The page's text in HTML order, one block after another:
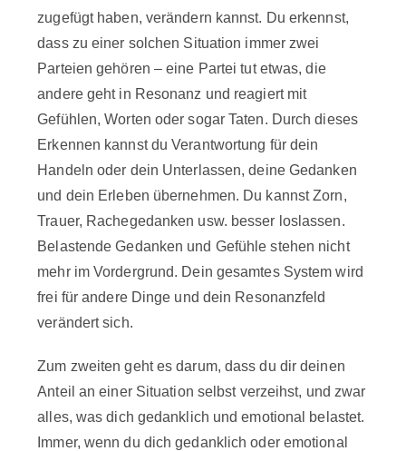
zugefügt haben, verändern kannst. Du erkennst,
dass zu einer solchen Situation immer zwei
Parteien gehören – eine Partei tut etwas, die
andere geht in Resonanz und reagiert mit
Gefühlen, Worten oder sogar Taten. Durch dieses
Erkennen kannst du Verantwortung für dein
Handeln oder dein Unterlassen, deine Gedanken
und dein Erleben übernehmen. Du kannst Zorn,
Trauer, Rachegedanken usw. besser loslassen.
Belastende Gedanken und Gefühle stehen nicht
mehr im Vordergrund. Dein gesamtes System wird
frei für andere Dinge und dein Resonanzfeld
verändert sich.
Zum zweiten geht es darum, dass du dir deinen
Anteil an einer Situation selbst verzeihst, und zwar
alles, was dich gedanklich und emotional belastet.
Immer, wenn du dich gedanklich oder emotional